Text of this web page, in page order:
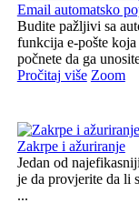
Email automatsko
Budite pažljivi sa
funkcija e-pošte
počnete da ga
Pročitaj više Zoom
Zakrpe i ažuriranje
Jedan od
je da provjerite da li
...